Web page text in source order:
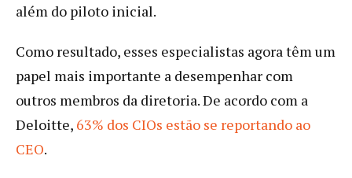
além do piloto inicial.
Como resultado, esses especialistas agora têm um
papel mais importante a desempenhar com
outros membros da diretoria. De acordo com a
Deloitte, 63% dos CIOs estão se reportando ao
CEO.